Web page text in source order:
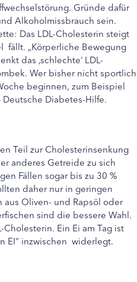
Gründe dafür
Alkoholmissbrauch sein.
Das LDL-Cholesterin steigt
fällt. „Körperliche Bewegung
das ‚schlechte‘ LDL-
Wer bisher nicht sportlich
beginnen, zum Beispiel
Diabetes-Hilfe.
Teil zur Cholesterinsenkung
anderes Getreide zu sich
Fällen sogar bis zu 30 %
daher nur in geringen
aus Oliven- und Rapsöl oder
sind die bessere Wahl.
Ein Ei am Tag ist
EI“ inzwischen widerlegt.